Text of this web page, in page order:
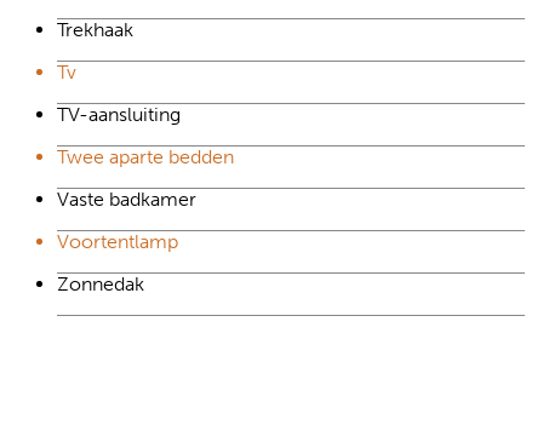
Trekhaak
Tv
TV-aansluiting
Twee aparte bedden
Vaste badkamer
Voortentlamp
Zonnedak